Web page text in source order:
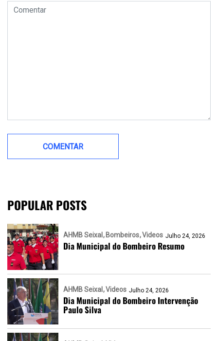
POPULAR POSTS
AHMB Seixal Bombeiros Videos Julho 24, 2026
Dia Municipal do Bombeiro Resumo
AHMB Seixal Videos Julho 24, 2026
Dia Municipal do Bombeiro Intervenção
Paulo Silva